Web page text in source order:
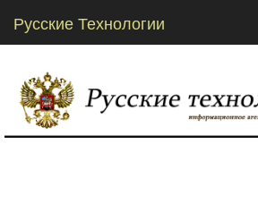
Русские Технологии